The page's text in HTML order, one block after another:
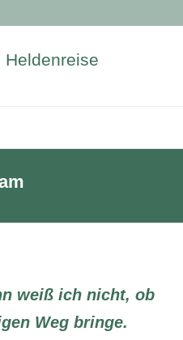
weiß ich nicht, ob
Weg bringe.